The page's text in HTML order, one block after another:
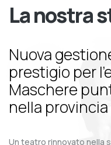
La nostra
Nuova
prestigio per
Maschere
nella provincia
Un teatro rinnovato nella